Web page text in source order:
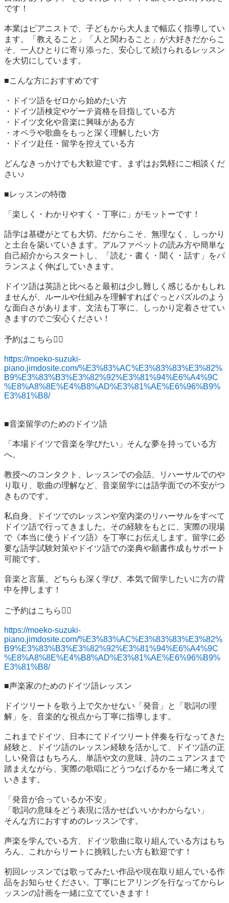
です！
本業はピアニストで、子どもから大人まで幅広く指導してい
ます。「教えること」「人と関わること」が大好きだからこ
そ、一人ひとりに寄り添った、安心して続けられるレッスン
を大切にしています。
■こんな方におすすめです
・ドイツ語をゼロから始めたい方
・ドイツ語検定やゲーテ資格を目指している方
・ドイツ文化や音楽に興味がある方
・オペラや歌曲をもっと深く理解したい方
・ドイツ赴任・留学を控えている方
どんなきっかけでも大歓迎です。まずはお気軽にご相談くだ
さい♪
■レッスンの特徴
「楽しく・わかりやすく・丁寧に」がモットーです！
語学は基礎がとても大切。だからこそ、無理なく、しっかり
と土台を築いていきます。アルファベットの読み方や簡単な
自己紹介からスタートし、「読む・書く・聞く・話す」をバ
ランスよく伸ばしていきます。
ドイツ語は英語と比べると最初は少し難しく感じるかもしれ
ませんが、ルールや仕組みを理解すればぐっとパズルのよう
な面白さがあります。文法も丁寧に、しっかり定着させてい
きますのでご安心ください！
予約はこちら💁‍♀️
https://moeko-suzuki-
piano.jimdosite.com/%E3%83%AC%E3%83%83%E3%82%
B9%E3%83%B3%E3%82%92%E3%81%94%E6%A4%9C
%E8%A8%8E%E4%B8%AD%E3%81%AE%E6%96%B9%
E3%81%B8/
■音楽留学のためのドイツ語
「本場ドイツで音楽を学びたい」そんな夢を持っている方
へ。
教授へのコンタクト、レッスンでの会話、リハーサルでのや
り取り、歌曲の理解など、音楽留学には語学面での不安がつ
きものです。
私自身、ドイツでのレッスンや室内楽のリハーサルをすべて
ドイツ語で行ってきました。その経験をもとに、実際の現場
で《本当に使うドイツ語》を丁寧にお伝えします。留学に必
要な語学試験対策やドイツ語での楽典や願書作成もサポート
可能です。
音楽と言葉、どちらも深く学び、本気で留学したいに方の背
中を押します！
ご予約はこちら💁‍♀️
https://moeko-suzuki-
piano.jimdosite.com/%E3%83%AC%E3%83%83%E3%82%
B9%E3%83%B3%E3%82%92%E3%81%94%E6%A4%9C
%E8%A8%8E%E4%B8%AD%E3%81%AE%E6%96%B9%
E3%81%B8/
■声楽家のためのドイツ語レッスン
ドイツリートを歌う上で欠かせない「発音」と「歌詞の理
解」を、音楽的な視点から丁寧に指導します。
これまでドイツ、日本にてドイツリート伴奏を行なってきた
経験と、ドイツ語のレッスン経験を活かして、ドイツ語の正
しい発音はもちろん、単語や文の意味、詩のニュアンスまで
踏まえながら、実際の歌唱にどうつなげるかを一緒に考えて
いきます。
「発音が合っているか不安」
「歌詞の意味をどう表現に活かせばいいかわからない」
そんな方におすすめのレッスンです。
声楽を学んでいる方、ドイツ歌曲に取り組んでいる方はもち
ろん、これからリートに挑戦したい方も歓迎です！
初回レッスンでは歌ってみたい作品や現在取り組んでいる作
品をお知らせください。丁寧にヒアリングを行なってからレ
ッスンの計画を一緒に立てていきます！